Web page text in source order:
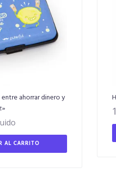
entre ahorrar dinero y
AL CARRITO